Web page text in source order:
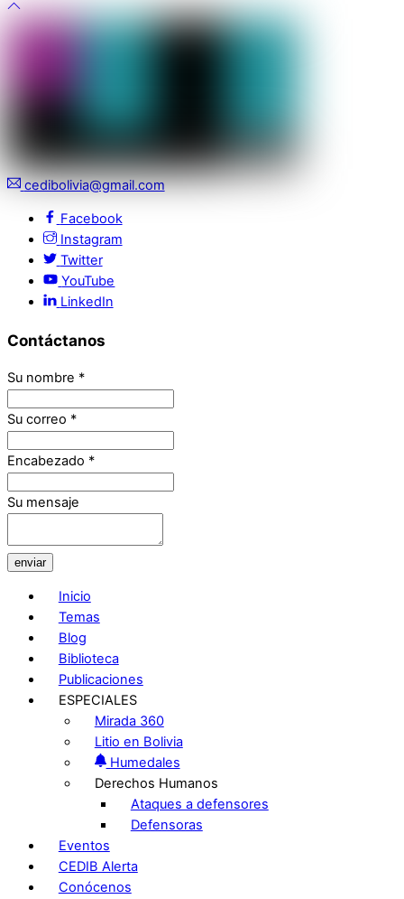
cedibolivia@gmail.com
Facebook
Instagram
Twitter
YouTube
LinkedIn
Contáctanos
Su nombre *
Su correo *
Encabezado *
Su mensaje
enviar
Inicio
Temas
Blog
Biblioteca
Publicaciones
ESPECIALES
Mirada 360
Litio en Bolivia
Humedales
Derechos Humanos
Ataques a defensores
Defensoras
Eventos
CEDIB Alerta
Conócenos